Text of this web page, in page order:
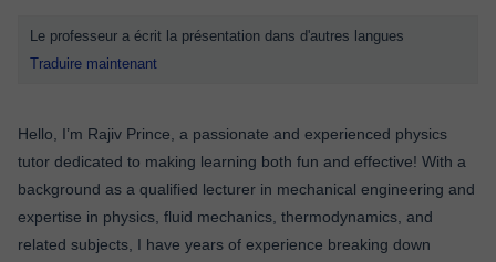
Le professeur a écrit la présentation dans d'autres langues
Traduire maintenant
Hello, I’m Rajiv Prince, a passionate and experienced physics
tutor dedicated to making learning both fun and effective! With a
background as a qualified lecturer in mechanical engineering and
expertise in physics, fluid mechanics, thermodynamics, and
related subjects, I have years of experience breaking down